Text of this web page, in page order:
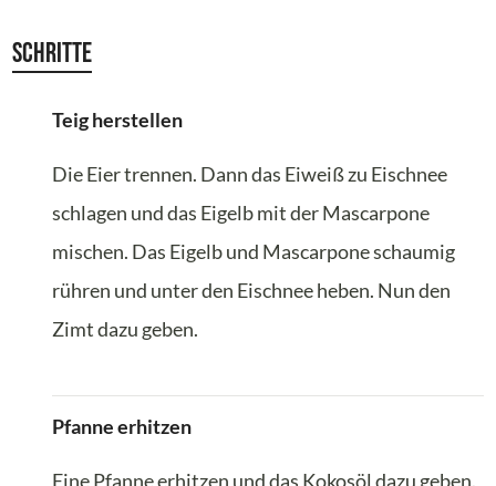
Schritte
Teig herstellen
Die Eier trennen. Dann das Eiweiß zu Eischnee
schlagen und das Eigelb mit der Mascarpone
mischen. Das Eigelb und Mascarpone schaumig
rühren und unter den Eischnee heben. Nun den
Zimt dazu geben.
Pfanne erhitzen
Eine Pfanne erhitzen und das Kokosöl dazu geben.